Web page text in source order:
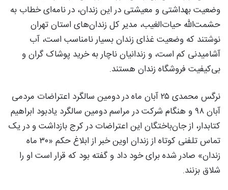
وضعیت بهداشتی و معیشتی در این زندان، در نامه‌ای خطاب به
حشمت‌الله حیات‌الغیب، مدیر کل زندان‌های استان تهران
نوشتند که وضعیت غذای زندان بسیار نامناسب است، آب
آشامیدنی کم است، و زندانیان ناچار به خرید پوشاک گران و
بی‌کیفیت فروشگاه زندان هستند.
نرگس محمدی ۲۵ آبان ماه در دومین سالگرد اعتراضات مردمی
آبان ۹۸ و هنگام شرکت در مراسم دومین سالگرد یادبود ابراهیم
کتابدار، از جان‌باختگان این اعتراضات در کرج بازداشت و در یک
تماس تلفنی کوتاه از زندان اوین خبر از ابلاغ حکم «۳۰ ماه
زندان» صادر شده برای خود داد و گفته بود که قرار است او را
شلاق بزنند.